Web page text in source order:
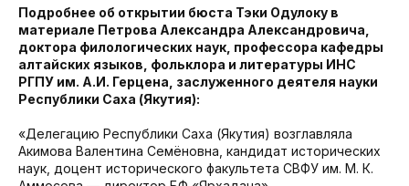
Подробнее об открытии бюста Тэки Одулоку в
материале Петрова Александра Александровича,
доктора филологических наук, профессора кафедры
алтайских языков, фольклора и литературы ИНС
РГПУ им. А.И. Герцена, заслуженного деятеля науки
Республики Саха (Якутия):
«Делегацию Республики Саха (Якутия) возглавляла
Акимова Валентина Семёновна, кандидат исторических
наук, доцент исторического факультета СВФУ им. М. К.